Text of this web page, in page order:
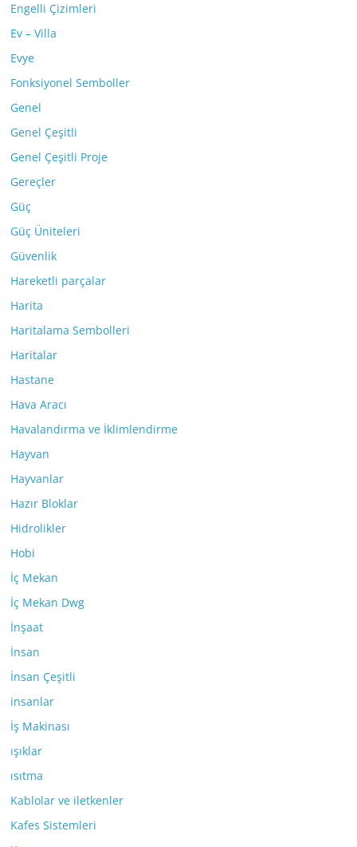
Engelli Çizimleri
Ev – Villa
Evye
Fonksiyonel Semboller
Genel
Genel Çeşitli
Genel Çeşitli Proje
Gereçler
Güç
Güç Üniteleri
Güvenlik
Hareketli parçalar
Harita
Haritalama Sembolleri
Haritalar
Hastane
Hava Aracı
Havalandırma ve İklimlendirme
Hayvan
Hayvanlar
Hazır Bloklar
Hidrolikler
Hobi
İç Mekan
İç Mekan Dwg
İnşaat
İnsan
İnsan Çeşitli
insanlar
İş Makinası
ışıklar
ısıtma
Kablolar ve iletkenler
Kafes Sistemleri